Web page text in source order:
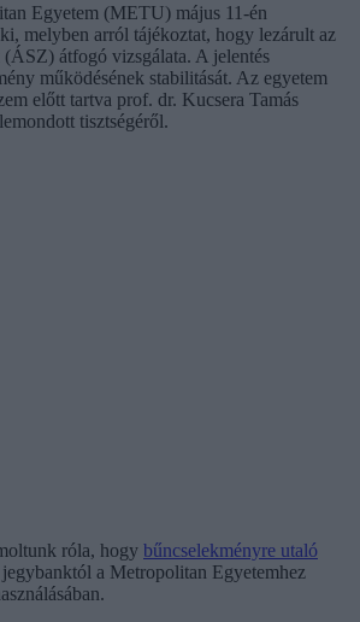
Egyetem (METU) május 11-én
melyben arról tájékoztat, hogy lezárult az
átfogó vizsgálata. A jelentés
működésének stabilitását. Az egyetem
előtt tartva prof. dr. Kucsera Tamás
tisztségéről.
róla, hogy bűncselekményre utaló
a Metropolitan Egyetemhez